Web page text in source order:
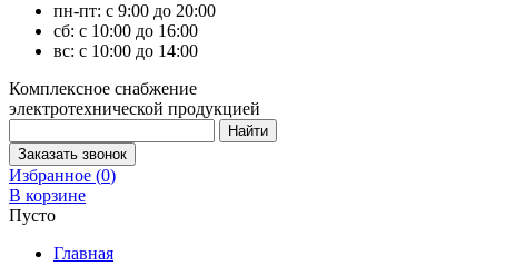
пн-пт: с 9:00 до 20:00
сб: с 10:00 до 16:00
вс: с 10:00 до 14:00
Комплексное снабжение
электротехнической продукцией
Избранное (0)
В корзине
Пусто
Главная